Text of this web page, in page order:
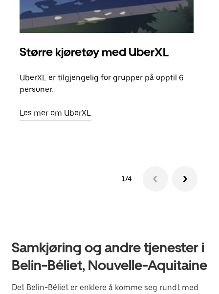
Større kjøretøy med UberXL
UberXL er tilgjengelig for grupper på opptil 6
personer.
Les mer om UberXL
1/4
Samkjøring og andre tjenester i
Belin-Béliet, Nouvelle-Aquitaine
Det Belin-Béliet er enklere å komme seg rundt med